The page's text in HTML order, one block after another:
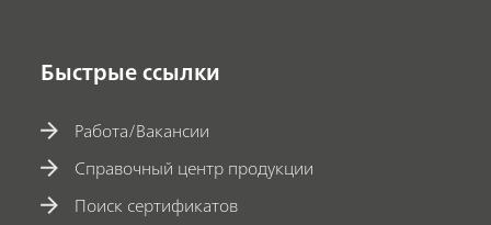
Быстрые ссылки
Работа/Вакансии
Справочный центр продукции
Поиск сертификатов